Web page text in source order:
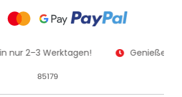
nur 2–3 Werktagen! Genießen
85179